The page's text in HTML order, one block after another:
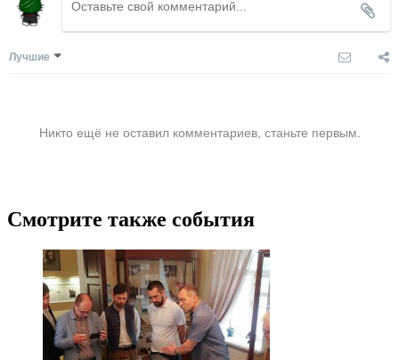
Лучшие
Никто ещё не оставил комментариев, станьте первым.
Смотрите также события